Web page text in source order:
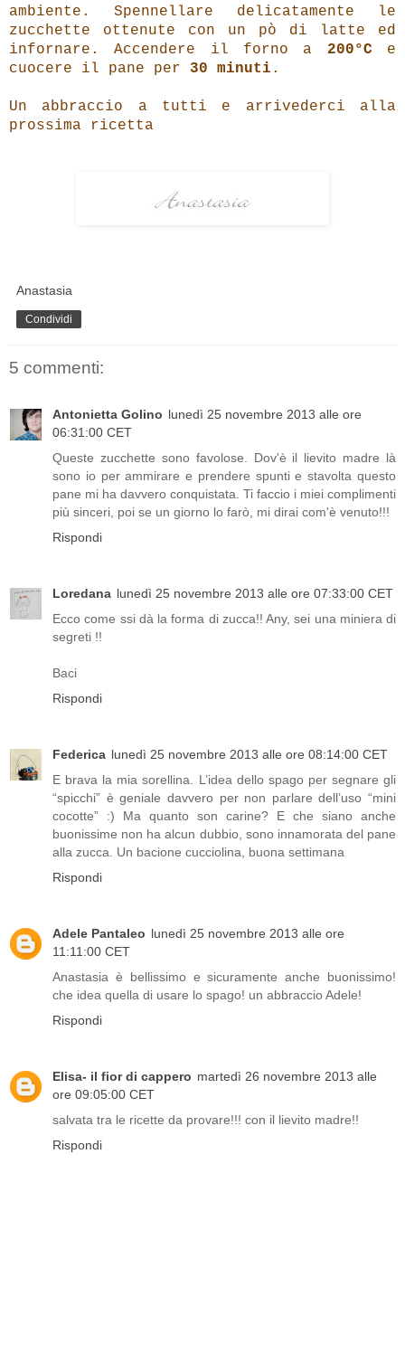
ambiente. Spennellare delicatamente le
zucchette ottenute con un pò di latte ed
infornare. Accendere il forno a 200°C e
cuocere il pane per 30 minuti .
Un abbraccio a tutti e arrivederci alla
prossima ricetta
Anastasia
Condividi
5 commenti:
Antonietta Golino lunedì 25 novembre 2013 alle ore
06:31:00 CET
Queste zucchette sono favolose. Dov'è il lievito madre là
sono io per ammirare e prendere spunti e stavolta questo
pane mi ha davvero conquistata. Ti faccio i miei complimenti
più sinceri, poi se un giorno lo farò, mi dirai com'è venuto!!!
Rispondi
Loredana lunedì 25 novembre 2013 alle ore 07:33:00 CET
Ecco come ssi dà la forma di zucca!! Any, sei una miniera di
segreti !!
Baci
Rispondi
Federica lunedì 25 novembre 2013 alle ore 08:14:00 CET
E brava la mia sorellina. L’idea dello spago per segnare gli
“spicchi” è geniale davvero per non parlare dell’uso “mini
cocotte” :) Ma quanto son carine? E che siano anche
buonissime non ha alcun dubbio, sono innamorata del pane
alla zucca. Un bacione cucciolina, buona settimana
Rispondi
Adele Pantaleo lunedì 25 novembre 2013 alle ore
11:11:00 CET
Anastasia è bellissimo e sicuramente anche buonissimo!
che idea quella di usare lo spago! un abbraccio Adele!
Rispondi
Elisa- il fior di cappero martedì 26 novembre 2013 alle
ore 09:05:00 CET
salvata tra le ricette da provare!!! con il lievito madre!!
Rispondi